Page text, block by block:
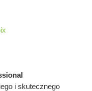
i skutecznego